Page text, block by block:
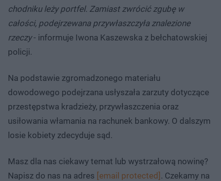
chodniku leży portfel. Zamiast zwrócić zgubę w
całości, podejrzewana przywłaszczyła znalezione
rzeczy- informuje Iwona Kaszewska z bełchatowskiej
policji.
Na podstawie zgromadzonego materiału
dowodowego podejrzana usłyszała zarzuty dotyczące
przestępstwa kradzieży, przywłaszczenia oraz
usiłowania włamania na rachunek bankowy. O dalszym
losie kobiety zdecyduje sąd.
Masz dla nas ciekawy temat lub wystrzałową nowinę?
Napisz do nas na adres [email protected] . Czekamy na